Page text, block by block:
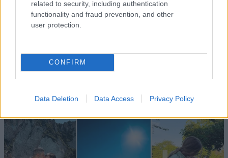
related to security, including authentication
functionality and fraud prevention, and other
user protection.
CONFIRM
Data Deletion Data Access Privacy Policy
συμφωνω απολυτα